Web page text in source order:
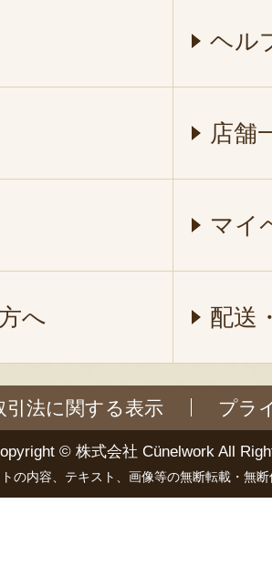
ヘル
店舗
マイ
へ 配送
引法に関する表示 プラ
© 株式会社 Cünelwork All
の内容、テキスト、画像等の無断転載・無